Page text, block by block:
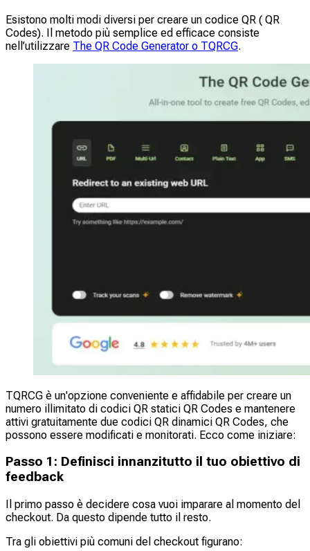
Esistono molti modi diversi per creare un codice QR ( QR
Codes). Il metodo più semplice ed efficace consiste
nell’utilizzare The QR Code Generator o TQRCG.
TQRCG è un'opzione conveniente e affidabile per creare un
numero illimitato di codici QR statici QR Codes e mantenere
attivi gratuitamente due codici QR dinamici QR Codes, che
possono essere modificati e monitorati. Ecco come iniziare:
Passo 1: Definisci innanzitutto il tuo obiettivo di
feedback
Il primo passo è decidere cosa vuoi imparare al momento del
checkout. Da questo dipende tutto il resto.
Tra gli obiettivi più comuni del checkout figurano: